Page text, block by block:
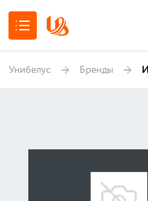
Унибелус Бренды